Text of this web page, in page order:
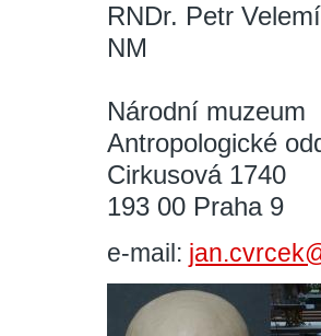
RNDr. Petr
NM
Národní muzeum
Antropologické
Cirkusová 1740
193 00 Praha 9
e-mail: